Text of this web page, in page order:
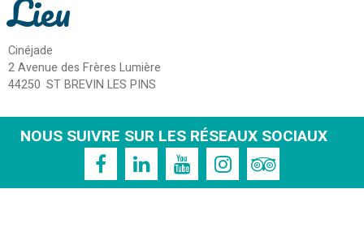
Lieu
Cinéjade
2 Avenue des Frères Lumière
44250 ST BREVIN LES PINS
NOUS SUIVRE SUR LES RÉSEAUX SOCIAUX